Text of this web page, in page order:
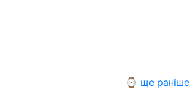
⌚ ще раніше